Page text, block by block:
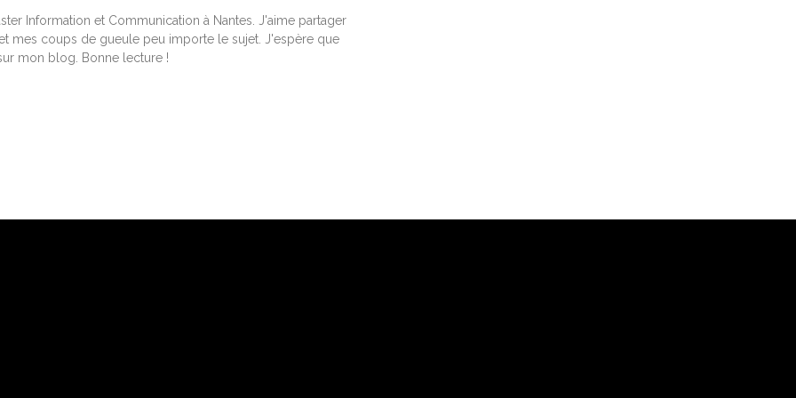
Information et Communication à Nantes. J'aime partager
mes coups de gueule peu importe le sujet. J'espère que
mon blog. Bonne lecture !